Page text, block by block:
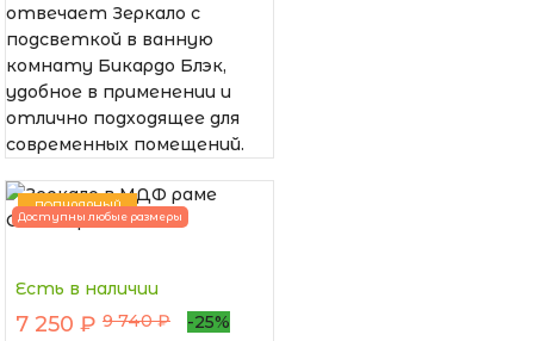
отвечает Зеркало с
подсветкой в ванную
комнату Бикардо Блэк,
удобное в применении и
отлично подходящее для
современных помещений.
ПОПУЛЯРНЫЙ
Доступны любые размеры
Есть в наличии
7 250 ₽ 9 740 ₽
-25%